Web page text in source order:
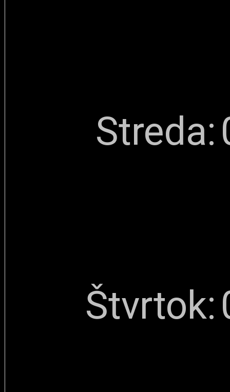
Streda:
Štvrtok: